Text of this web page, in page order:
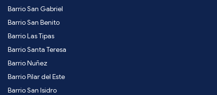
Barrio San Gabriel
Barrio San Benito
Barrio Las Tipas
Barrio Santa Teresa
Barrio Nuñez
Barrio Pilar del Este
Barrio San Isidro